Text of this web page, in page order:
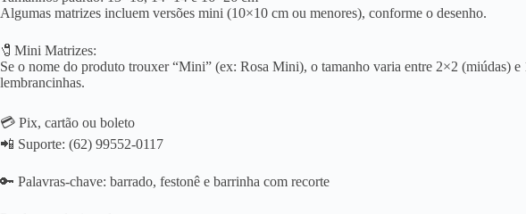
Algumas matrizes incluem versões mini (10×10 cm ou menores), conforme o desenho.
🧷Mini Matrizes:
Se o nome do produto trouxer “Mini” (ex: Rosa Mini), o tamanho varia entre 2×2 (miúdas)
lembrancinhas.
💳 Pix, cartão ou boleto
📲 Suporte: (62) 99552-0117
🔑 Palavras-chave: barrado, festonê e barrinha com recorte